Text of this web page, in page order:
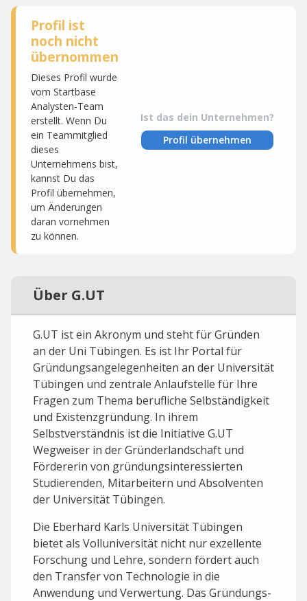
Profil ist
noch nicht
übernommen
Dieses Profil wurde
vom Startbase
Analysten-Team
erstellt. Wenn Du
ein Teammitglied
dieses
Unternehmens bist,
kannst Du das
Profil übernehmen,
um Änderungen
daran vornehmen
zu können.
Ist das dein Unternehmen?
Profil übernehmen
Über G.UT
G.UT ist ein Akronym und steht für Gründen
an der Uni Tübingen. Es ist Ihr Portal für
Gründungsangelegenheiten an der Universität
Tübingen und zentrale Anlaufstelle für Ihre
Fragen zum Thema berufliche Selbständigkeit
und Existenzgründung. In ihrem
Selbstverständnis ist die Initiative G.UT
Wegweiser in der Gründerlandschaft und
Fördererin von gründungsinteressierten
Studierenden, Mitarbeitern und Absolventen
der Universität Tübingen.
Die Eberhard Karls Universität Tübingen
bietet als Volluniversität nicht nur exzellente
Forschung und Lehre, sondern fördert auch
den Transfer von Technologie in die
Anwendung und Verwertung. Das Gründungs­